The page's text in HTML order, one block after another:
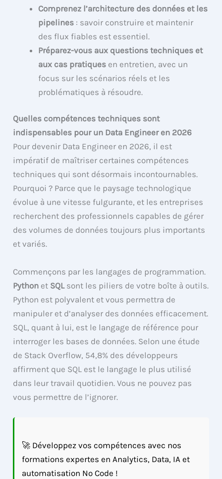
Comprenez l’architecture des données et les
pipelines : savoir construire et maintenir
des flux fiables est essentiel.
Préparez-vous aux questions techniques et
aux cas pratiques en entretien, avec un
focus sur les scénarios réels et les
problématiques à résoudre.
Quelles compétences techniques sont
indispensables pour un Data Engineer en 2026
Pour devenir Data Engineer en 2026, il est
impératif de maîtriser certaines compétences
techniques qui sont désormais incontournables.
Pourquoi ? Parce que le paysage technologique
évolue à une vitesse fulgurante, et les entreprises
recherchent des professionnels capables de gérer
des volumes de données toujours plus importants
et variés.
Commençons par les langages de programmation.
Python et SQLsont les piliers de votre boîte à outils.
Python est polyvalent et vous permettra de
manipuler et d’analyser des données efficacement.
SQL, quant à lui, est le langage de référence pour
interroger les bases de données. Selon une étude
de Stack Overflow, 54,8% des développeurs
affirment que SQL est le langage le plus utilisé
dans leur travail quotidien. Vous ne pouvez pas
vous permettre de l’ignorer.
🚀 Développez vos compétences avec nos
formations expertes en Analytics, Data, IA et
automatisation No Code !